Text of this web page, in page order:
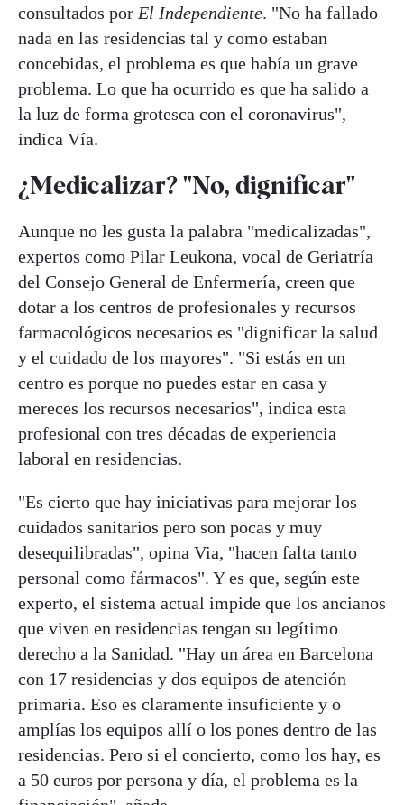
consultados por El Independiente. "No ha fallado
nada en las residencias tal y como estaban
concebidas, el problema es que había un grave
problema. Lo que ha ocurrido es que ha salido a
la luz de forma grotesca con el coronavirus",
indica Vía.
¿Medicalizar? "No, dignificar"
Aunque no les gusta la palabra "medicalizadas",
expertos como Pilar Leukona, vocal de Geriatría
del Consejo General de Enfermería, creen que
dotar a los centros de profesionales y recursos
farmacológicos necesarios es "dignificar la salud
y el cuidado de los mayores". "Si estás en un
centro es porque no puedes estar en casa y
mereces los recursos necesarios", indica esta
profesional con tres décadas de experiencia
laboral en residencias.
"Es cierto que hay iniciativas para mejorar los
cuidados sanitarios pero son pocas y muy
desequilibradas", opina Via, "hacen falta tanto
personal como fármacos". Y es que, según este
experto, el sistema actual impide que los ancianos
que viven en residencias tengan su legítimo
derecho a la Sanidad. "Hay un área en Barcelona
con 17 residencias y dos equipos de atención
primaria. Eso es claramente insuficiente y o
amplías los equipos allí o los pones dentro de las
residencias. Pero si el concierto, como los hay, es
a 50 euros por persona y día, el problema es la